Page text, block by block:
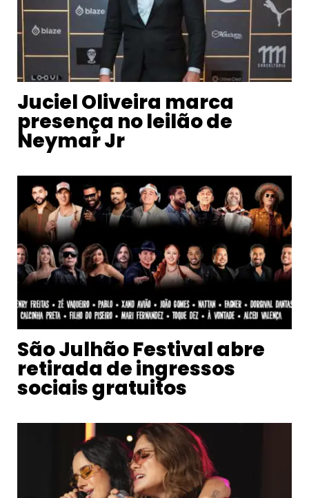
Juciel Oliveira marca
presença no leilão de
Neymar Jr
São Julhão Festival abre
retirada de ingressos
sociais gratuitos